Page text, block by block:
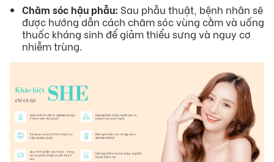
Chăm sóc hậu phẫu: Sau phẫu thuật, bệnh nhân sẽ
được hướng dẫn cách chăm sóc vùng cằm và uống
thuốc kháng sinh để giảm thiểu sưng và nguy cơ
nhiễm trùng.